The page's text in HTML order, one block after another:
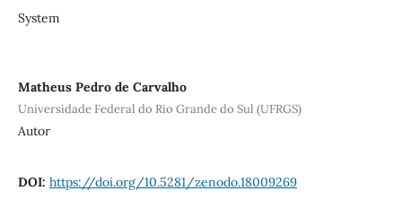
System
Matheus Pedro de Carvalho
Universidade Federal do Rio Grande do Sul (UFRGS)
Autor
DOI: https://doi.org/10.5281/zenodo.18009269